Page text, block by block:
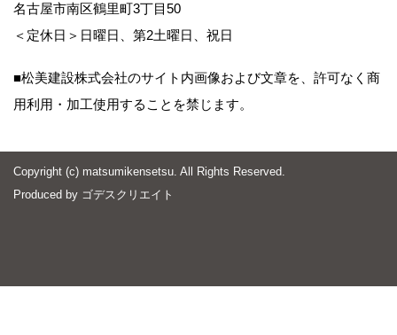
名古屋市南区鶴里町3丁目50
＜定休日＞日曜日、第2土曜日、祝日
■松美建設株式会社のサイト内画像および文章を、許可なく商
用利用・加工使用することを禁じます。
Copyright (c) matsumikensetsu. All Rights Reserved.
Produced by ゴデスクリエイト